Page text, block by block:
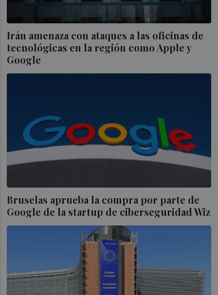
Irán amenaza con ataques a las oficinas de
tecnológicas en la región como Apple y
Google
Bruselas aprueba la compra por parte de
Google de la startup de ciberseguridad Wiz